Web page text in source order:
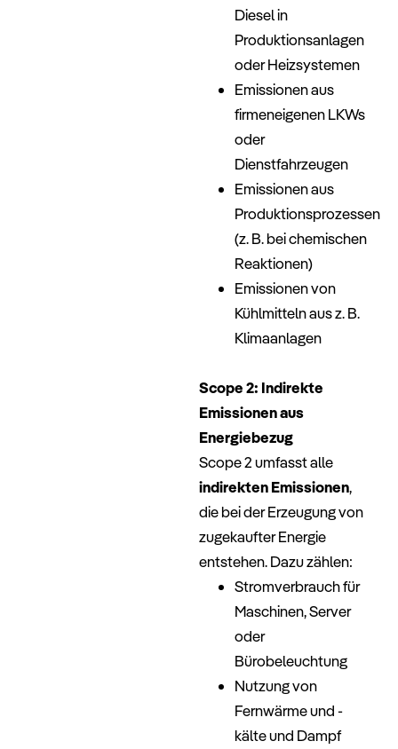
Diesel in
Produktionsanlagen
oder Heizsystemen
Emissionen aus
firmeneigenen LKWs
oder
Dienstfahrzeugen
Emissionen aus
Produktionsprozessen
(z. B. bei chemischen
Reaktionen)
Emissionen von
Kühlmitteln aus z. B.
Klimaanlagen
Scope 2: Indirekte
Emissionen aus
Energiebezug
Scope 2 umfasst alle
indirekten Emissionen,
die bei der Erzeugung von
zugekaufter Energie
entstehen. Dazu zählen:
Stromverbrauch für
Maschinen, Server
oder
Bürobeleuchtung
Nutzung von
Fernwärme und -
kälte und Dampf